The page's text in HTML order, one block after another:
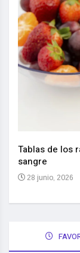
Tablas de los
sangre
28 junio, 2026